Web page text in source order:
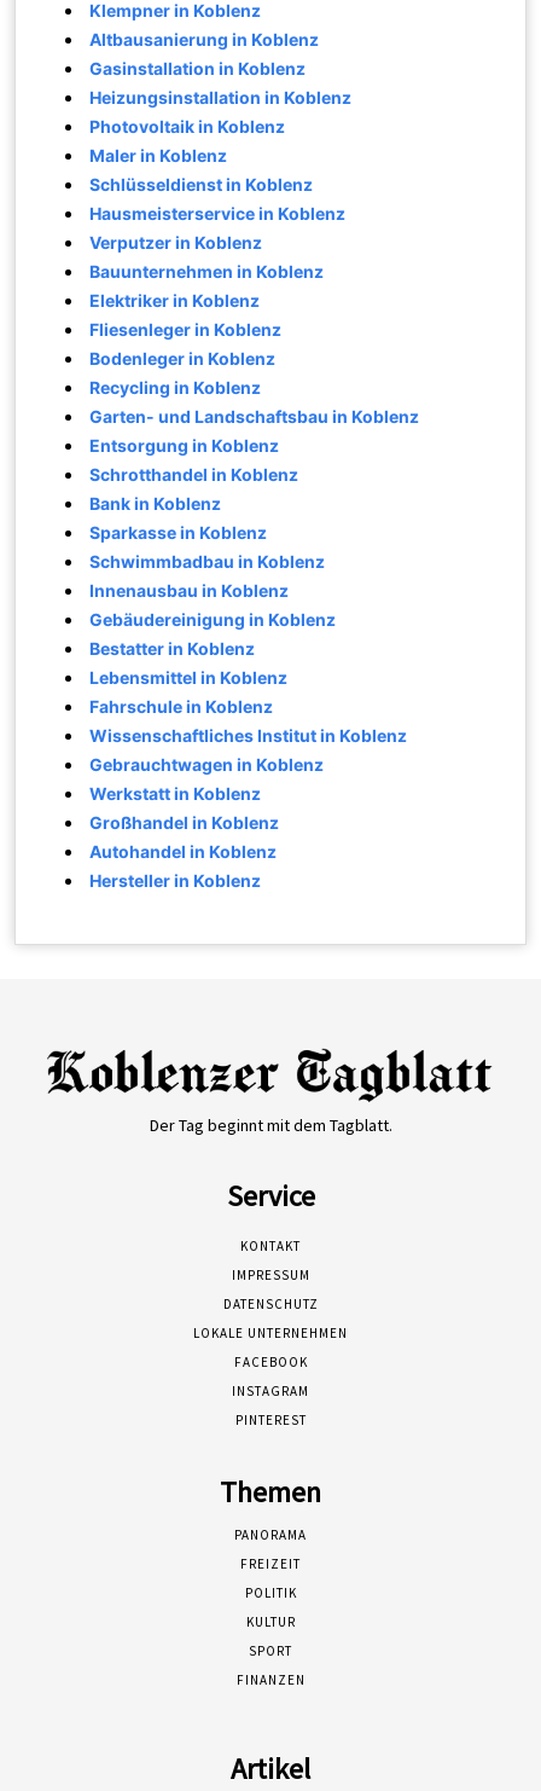
Klempner in Koblenz
Altbausanierung in Koblenz
Gasinstallation in Koblenz
Heizungsinstallation in Koblenz
Photovoltaik in Koblenz
Maler in Koblenz
Schlüsseldienst in Koblenz
Hausmeisterservice in Koblenz
Verputzer in Koblenz
Bauunternehmen in Koblenz
Elektriker in Koblenz
Fliesenleger in Koblenz
Bodenleger in Koblenz
Recycling in Koblenz
Garten- und Landschaftsbau in Koblenz
Entsorgung in Koblenz
Schrotthandel in Koblenz
Bank in Koblenz
Sparkasse in Koblenz
Schwimmbadbau in Koblenz
Innenausbau in Koblenz
Gebäudereinigung in Koblenz
Bestatter in Koblenz
Lebensmittel in Koblenz
Fahrschule in Koblenz
Wissenschaftliches Institut in Koblenz
Gebrauchtwagen in Koblenz
Werkstatt in Koblenz
Großhandel in Koblenz
Autohandel in Koblenz
Hersteller in Koblenz
Der Tag beginnt mit dem Tagblatt.
Service
KONTAKT
IMPRESSUM
DATENSCHUTZ
LOKALE UNTERNEHMEN
FACEBOOK
INSTAGRAM
PINTEREST
Themen
PANORAMA
FREIZEIT
POLITIK
KULTUR
SPORT
FINANZEN
Artikel